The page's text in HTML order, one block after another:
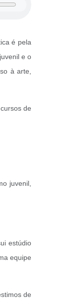
é pela
e o
à arte,
de
juvenil,
estúdio
equipe
de